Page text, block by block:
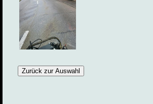
Zurück zur Auswahl